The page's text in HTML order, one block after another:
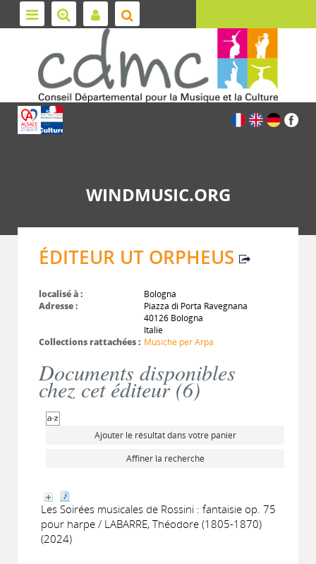
WINDMUSIC.ORG
ÉDITEUR UT ORPHEUS
localisé à :
Bologna
Adresse :
Piazza di Porta Ravegnana
40126 Bologna
Italie
Collections rattachées : Musiche per Arpa
Documents disponibles
chez cet éditeur (6)
Ajouter le résultat dans votre panier
Affiner la recherche
Les Soirées musicales de Rossini : fantaisie op. 75
pour harpe / LABARRE, Théodore (1805-1870)
(2024)